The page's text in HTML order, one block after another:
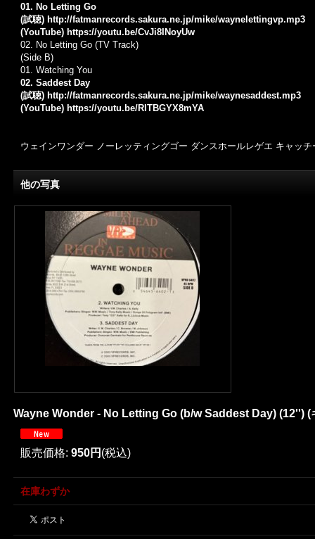
01. No Letting Go
(試聴) http://fatmanrecords.sakura.ne.jp/mike/waynelettingvp.mp3
(YouTube) https://youtu.be/CvJi8INoyUw
02. No Letting Go (TV Track)
(Side B)
01. Watching You
02. Saddest Day
(試聴) http://fatmanrecords.sakura.ne.jp/mike/waynesaddest.mp3
(YouTube) https://youtu.be/RlTBGYX8mYA
ウェインワンダー ノーレッティングゴー ダンスホールレゲエ キャッチ
他の写真
Wayne Wonder - No Letting Go (b/w Saddest Day) (12'') (
販売価格: 950円 (税込)
在庫わずか